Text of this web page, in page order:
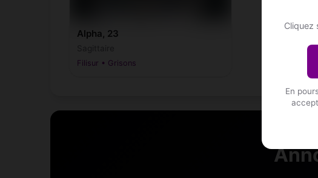
Cliquez
En
Alpha, 23
Filisur • Grisons